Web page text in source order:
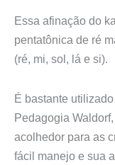
Essa afinação do
pentatônica de ré
(ré, mi, sol, lá e si).
É bastante
Pedagogia
acolhedor para as
fácil manejo e sua